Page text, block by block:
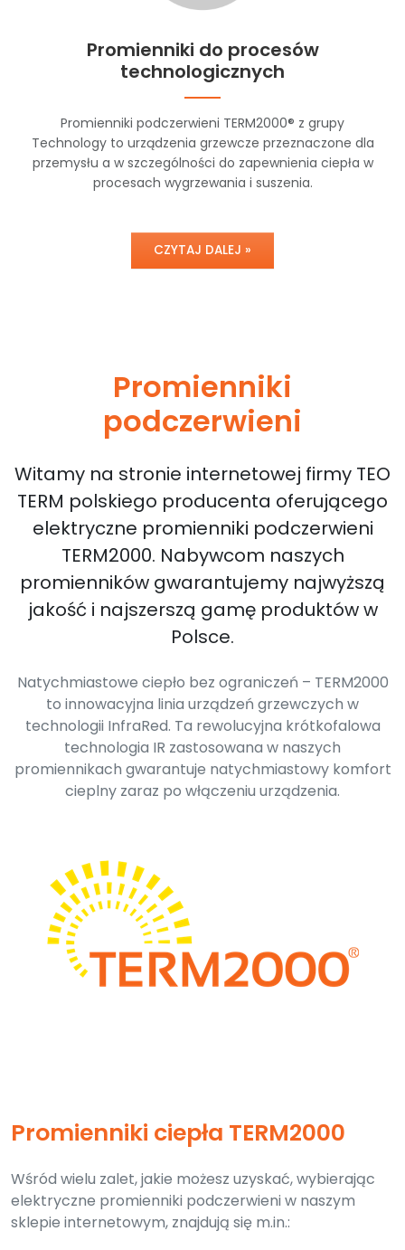
Promienniki do procesów
technologicznych
Promienniki podczerwieni TERM2000® z grupy
Technology to urządzenia grzewcze przeznaczone dla
przemysłu a w szczególności do zapewnienia ciepła w
procesach wygrzewania i suszenia.
CZYTAJ DALEJ »
Promienniki
podczerwieni
Witamy na stronie internetowej firmy TEO
TERM polskiego producenta oferującego
elektryczne promienniki podczerwieni
TERM2000. Nabywcom naszych
promienników gwarantujemy najwyższą
jakość i najszerszą gamę produktów w
Polsce.
Natychmiastowe ciepło bez ograniczeń – TERM2000
to innowacyjna linia urządzeń grzewczych w
technologii InfraRed. Ta rewolucyjna krótkofalowa
technologia IR zastosowana w naszych
promiennikach gwarantuje natychmiastowy komfort
cieplny zaraz po włączeniu urządzenia.
Promienniki ciepła TERM2000
Wśród wielu zalet, jakie możesz uzyskać, wybierając
elektryczne promienniki podczerwieni w naszym
sklepie internetowym, znajdują się m.in.: